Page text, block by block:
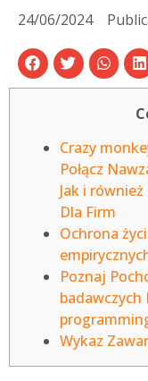
24/06/2024
Crazy
Połącz
Jak i
Dla Firm
Ochrona
Poznaj
badawczych
Wykaz